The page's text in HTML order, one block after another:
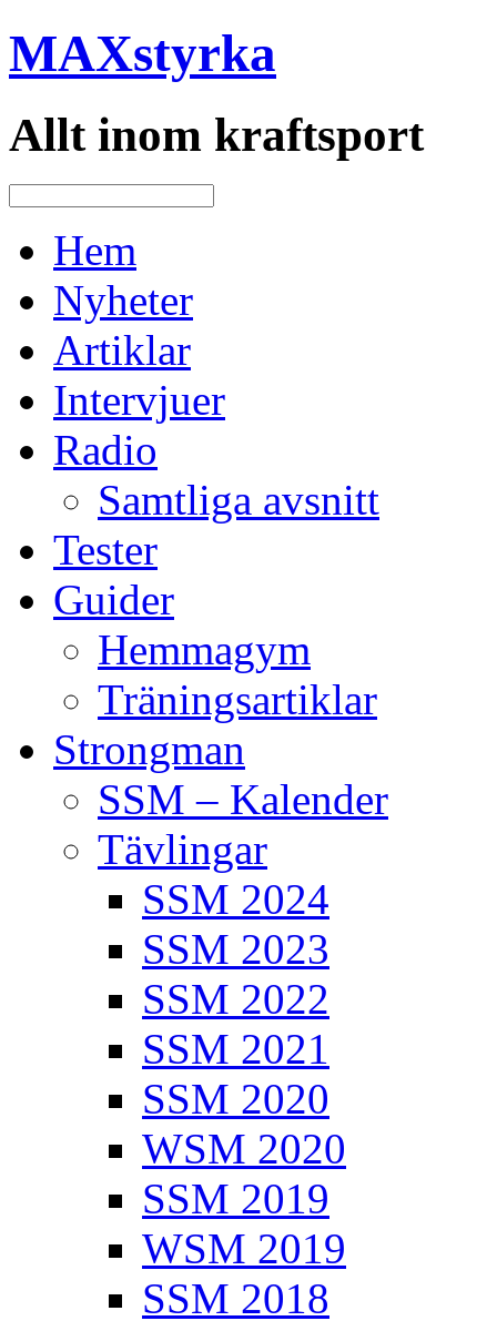
MAXstyrka
Allt inom kraftsport
Hem
Nyheter
Artiklar
Intervjuer
Radio
Samtliga avsnitt
Tester
Guider
Hemmagym
Träningsartiklar
Strongman
SSM – Kalender
Tävlingar
SSM 2024
SSM 2023
SSM 2022
SSM 2021
SSM 2020
WSM 2020
SSM 2019
WSM 2019
SSM 2018